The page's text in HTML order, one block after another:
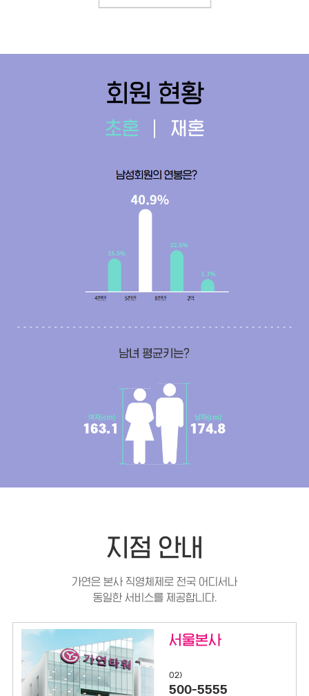
회원 현황
초혼 재혼
지점 안내
가연은 본사 직영체제로 전국 어디서나
동일한 서비스를 제공합니다.
서울본사
02)
500-5555